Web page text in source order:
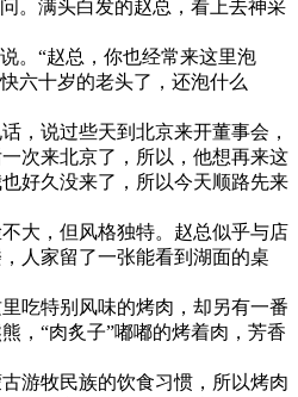
。满头白发的赵总，看上去神采
。“赵总，你也经常来这里泡
六十岁的老头了，还泡什么
，说过些天到北京来开董事会，
次来北京了，所以，他想再来这
好久没来了，所以今天顺路先来
大，但风格独特。赵总似乎与店
人家留了一张能看到湖面的桌
吃特别风味的烤肉，却另有一番
，“肉炙子”嘟嘟的烤着肉，芳香
游牧民族的饮食习惯，所以烤肉